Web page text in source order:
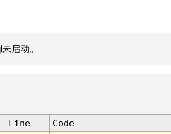
启动。
Line
Code